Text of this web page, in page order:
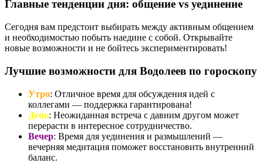
Главные тенденции дня: общение vs уединение
Сегодня вам предстоит выбирать между активным общением
и необходимостью побыть наедине с собой. Открывайте
новые возможности и не бойтесь экспериментировать!
Лучшие возможности для Водолеев по гороскопу
Утро: Отличное время для обсуждения идей с
коллегами — поддержка гарантирована!
День: Неожиданная встреча с давним другом может
перерасти в интересное сотрудничество.
Вечер: Время для уединения и размышлений —
вечерняя медитация поможет восстановить внутренний
баланс.